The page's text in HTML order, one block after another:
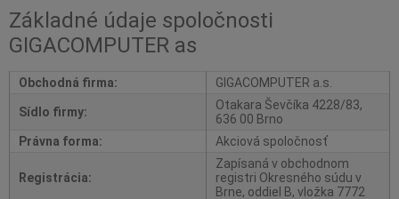
Základné údaje spoločnosti
GIGACOMPUTER as
Obchodná firma: GIGACOMPUTER a.s.
Sídlo firmy:
Otakara Ševčíka 4228/83,
636 00 Brno
Právna forma:
Akciová spoločnosť
Registrácia:
Zapísaná v obchodnom
registri Okresného súdu v
Brne, oddiel B, vložka 7772